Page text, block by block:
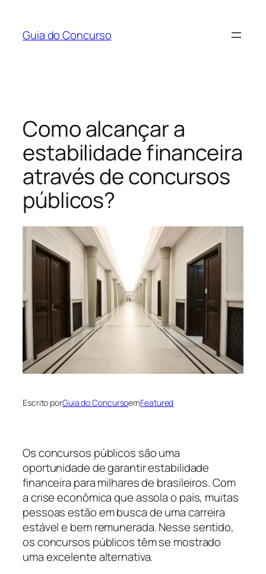
Guia do Concurso
Como alcançar a
estabilidade financeira
através de concursos
públicos?
Escrito porGuia do ConcursoemFeatured
Os concursos públicos são uma
oportunidade de garantir estabilidade
financeira para milhares de brasileiros. Com
a crise econômica que assola o país, muitas
pessoas estão em busca de uma carreira
estável e bem remunerada. Nesse sentido,
os concursos públicos têm se mostrado
uma excelente alternativa.